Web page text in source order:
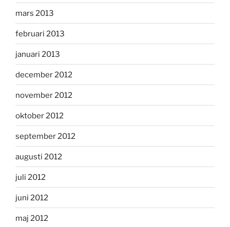
mars 2013
februari 2013
januari 2013
december 2012
november 2012
oktober 2012
september 2012
augusti 2012
juli 2012
juni 2012
maj 2012